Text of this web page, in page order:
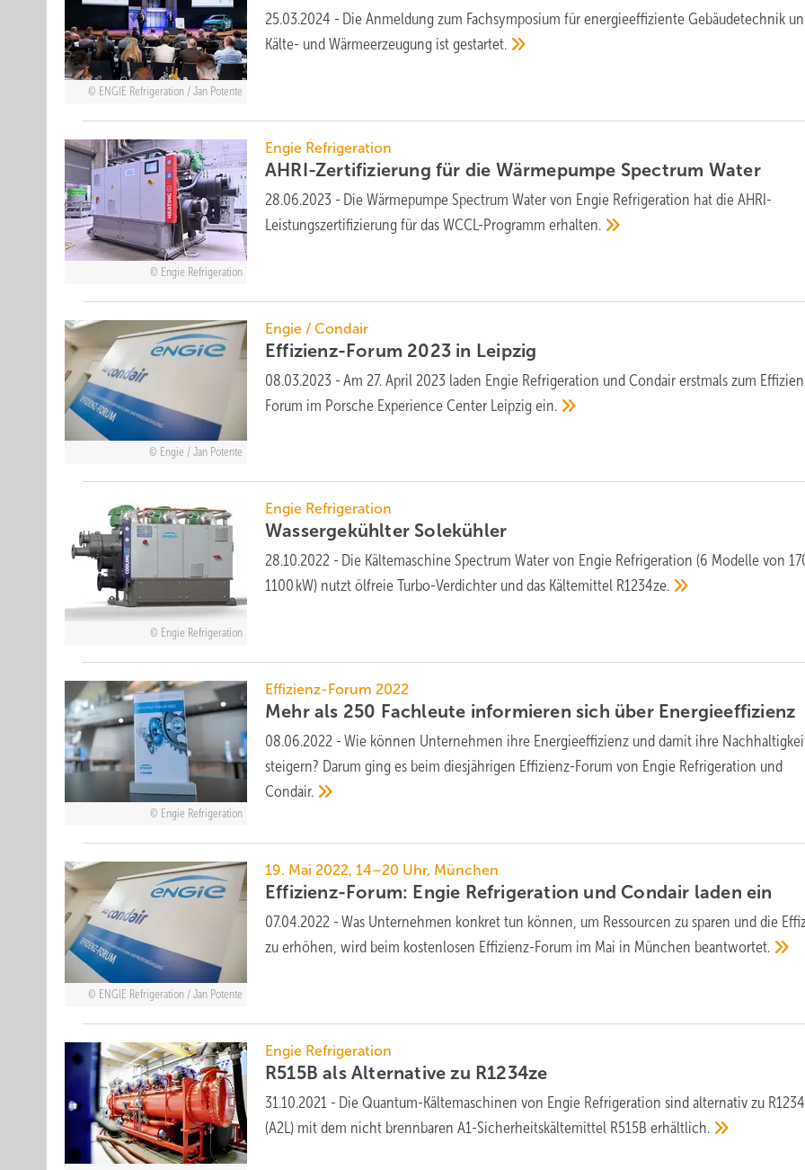
ENGIE Refrigeration / Jan Potente
25.03.2024 - Die Anmeldung zum Fachsymposium für energieeffiziente Gebäudetechnik
Kälte- und Wärmeerzeugung istgestartet.
Engie Refrigeration
Engie Refrigeration
AHRI-Zertifizierung für die Wärmepumpe Spectrum Water
28.06.2023 - Die Wärmepumpe Spectrum Water von Engie Refrigeration hat die AHRI-
Leistungszertifizierung für das WCCL-Programmerhalten.
Engie / Jan Potente
Engie / Condair
Effizienz-Forum 2023 in Leipzig
08.03.2023 - Am 27. April 2023 laden Engie Refrigeration und Condair erstmals zum
Forum im Porsche Experience Center Leipzigein.
Engie Refrigeration
Engie Refrigeration
Wassergekühlter Solekühler
28.10.2022 - Die Kältemaschine Spectrum Water von Engie Refrigeration (6 Modelle von
1100 kW) nutzt ölfreie Turbo-Verdichter und das Kältemittel R1234ze.
Engie Refrigeration
Effizienz-Forum 2022
Mehr als 250 Fachleute informieren sich über Energieeffizienz
08.06.2022 - Wie können Unternehmen ihre Energieeffizienz und damit ihre
steigern? Darum ging es beim diesjährigen Effizienz-Forum von Engie Refrigeration und
Condair.
ENGIE Refrigeration / Jan Potente
19. Mai 2022, 14–20 Uhr, München
Effizienz-Forum: Engie Refrigeration und Condair ladenein
07.04.2022 - Was Unternehmen konkret tun können, um Ressourcen zu sparen und die
zu erhöhen, wird beim kostenlosen Effizienz-Forum im Mai in München beantwortet.
Engie Refrigeration
R515B als Alternative zu R1234ze
31.10.2021 - Die Quantum-Kältemaschinen von Engie Refrigeration sind alternativ zu
(A2L) mit dem nicht brennbaren A1-Sicherheitskältemittel R515Berhältlich.